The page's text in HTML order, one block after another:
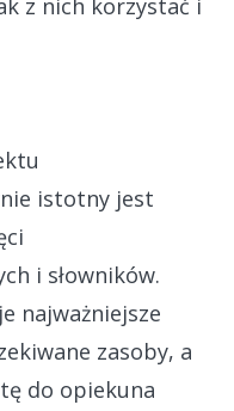
z nich korzystać i
istotny jest
i słowników.
najważniejsze
zasoby, a
do opiekuna